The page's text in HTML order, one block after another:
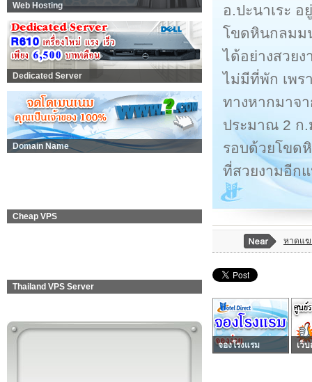
Web Hosting
Dedicated Server
Domain Name
Cheap VPS
Thailand VPS Server
อ.ปะนาเระ
โขดหินกลมม
ได้อย่างสวยง
ไม่มีที่พัก เพร
ทางหากมาจ
ประมาณ 2 ก
รอบด้วยโขด
ที่สวยงามอีก
หาดแ
จองโรงแรม เว็